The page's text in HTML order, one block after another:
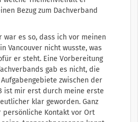
Bezug zum Dachverband
war es so, dass ich vor meinen
Vancouver nicht wusste, was
er steht. Eine Vorbereitung
gab es nicht, die
zwischen der
ist mir erst durch meine erste
klar geworden. Ganz
Kontakt vor Ort